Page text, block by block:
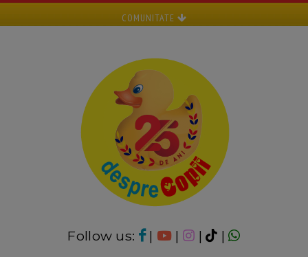
COMUNITATE
Follow us: | | |
|